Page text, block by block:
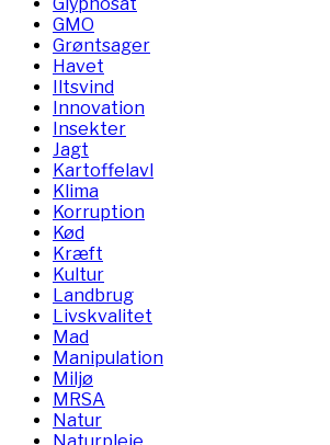
GMO
Grøntsager
Havet
Iltsvind
Innovation
Insekter
Jagt
Kartoffelavl
Klima
Korruption
Kød
Kræft
Kultur
Landbrug
Livskvalitet
Mad
Manipulation
Miljø
MRSA
Natur